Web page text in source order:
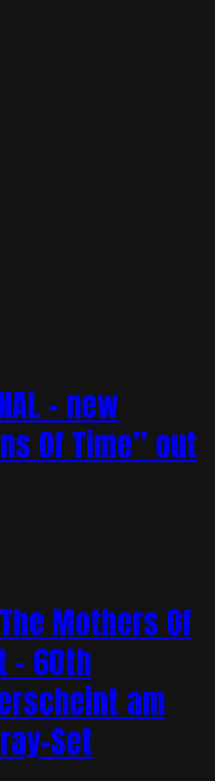
– new
Of Time” out
Mothers Of
– 60th
am
Set